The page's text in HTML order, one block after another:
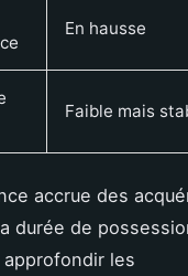
En hausse
Faible mais
accrue des
durée de
les